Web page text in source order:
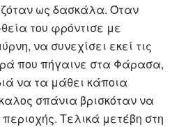
ως δασκάλα. Όταν
του φρόντισε με
να συνεχίσει εκεί τις
που πήγαινε στα Φάρασα,
να τα μάθει κάποια
σπάνια βρισκόταν να
Τελικά μετέβη στη